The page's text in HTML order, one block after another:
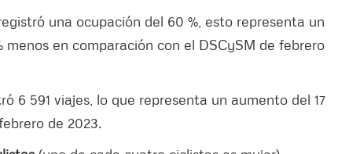
una ocupación del 60 %, esto representa un
menos en comparación con el DSCySM de febrero
6 591 viajes, lo que representa un aumento del 17
de 2023.